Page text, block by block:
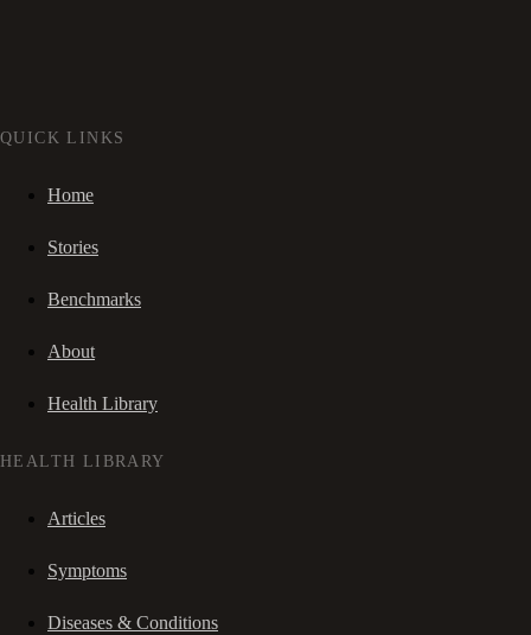
QUICK LINKS
Home
Stories
Benchmarks
About
Health Library
HEALTH LIBRARY
Articles
Symptoms
Diseases & Conditions